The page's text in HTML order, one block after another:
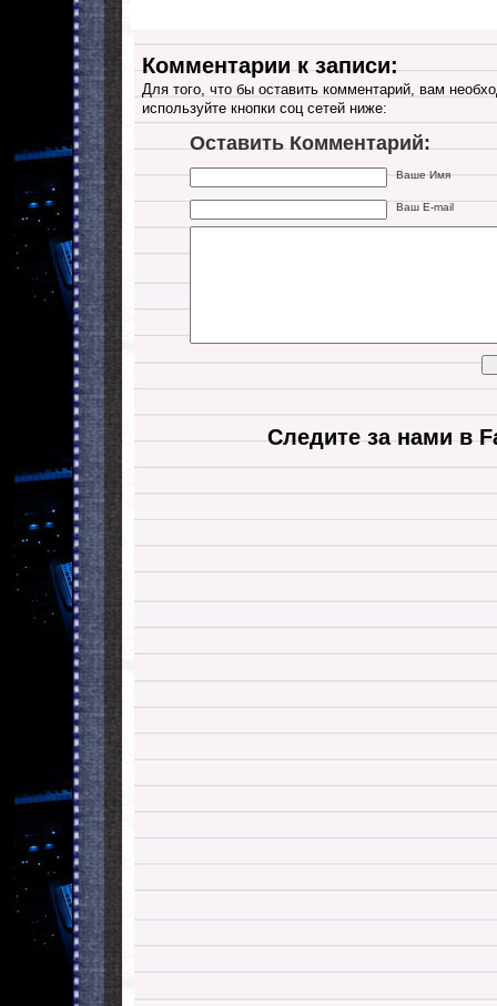
Комментарии к записи:
Для того, что бы оставить комментарий, вам
используйте кнопки соц сетей ниже:
Оставить Комментарий:
Ваше Имя
Ваш E-mail
Следите за нами в